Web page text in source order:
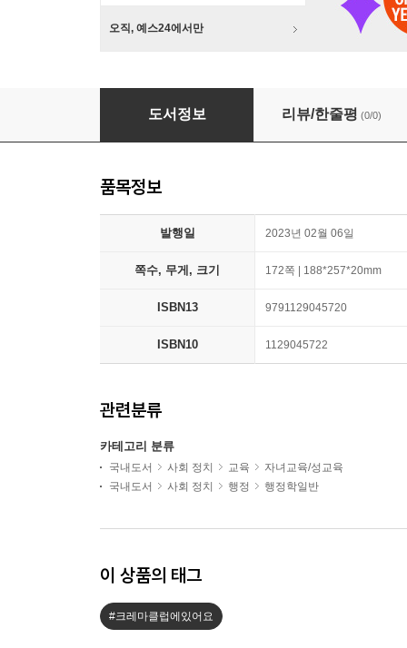
오직, 예스24에서만
2023 폭력 예방교육 운영안내
도서정보 리뷰/한줄평 (0/0)
품목정보
발행일 2023년 02월 06일
쪽수, 무게, 크기 172쪽 | 188*257*20mm
ISBN13 9791129045720
ISBN10 1129045722
관련분류
카테고리 분류
국내도서 사회 정치 교육
자녀교육/성교육
국내도서
사회 정치 행정 행정학일반
이 상품의 태그
#크레마클럽에있어요